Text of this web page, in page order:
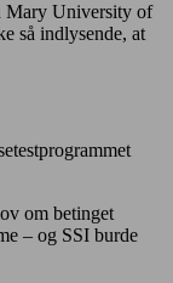
Mary University of
så indlysende, at
om betinget
– og SSI burde